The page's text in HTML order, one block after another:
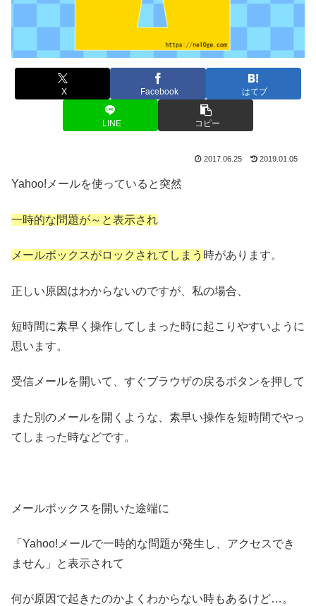
X Facebook はてブ
LINE コピー
2017.06.25 2019.01.05
Yahoo!メールを使っていると突然
一時的な問題が～と表示され
メールボックスがロックされてしまう 時があります。
正しい原因はわからないのですが、私の場合、
短時間に素早く操作してしまった時に起こりやすいように
思います。
受信メールを開いて、すぐブラウザの戻るボタンを押して
また別のメールを開くような、素早い操作を短時間でやっ
てしまった時などです。
メールボックスを開いた途端に
「Yahoo!メールで一時的な問題が発生し、アクセスでき
ません」と表示されて
何が原因で起きたのかよくわからない時もあるけど…。